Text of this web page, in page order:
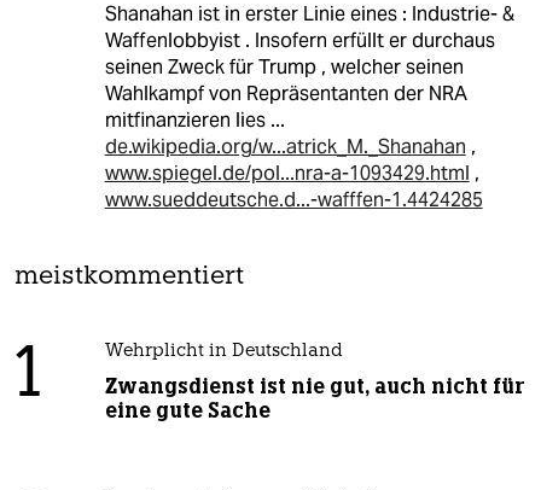
Shanahan ist in erster Linie eines : Industrie- &
Waffenlobbyist . Insofern erfüllt er durchaus
seinen Zweck für Trump , welcher seinen
Wahlkampf von Repräsentanten der NRA
mitfinanzieren lies ...
de.wikipedia.org/w...atrick_M._Shanahan ,
www.spiegel.de/pol...nra-a-1093429.html ,
www.sueddeutsche.d...-wafffen-1.4424285
meistkommentiert
1 Wehrplicht in Deutschland
Zwangsdienst ist nie gut, auch nicht für
eine gute Sache